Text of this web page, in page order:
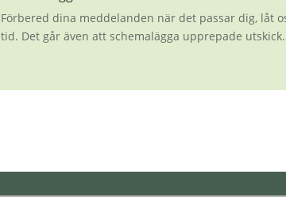
Förbered dina meddelanden när det passar dig, låt
tid. Det går även att schemalägga upprepade utskick.